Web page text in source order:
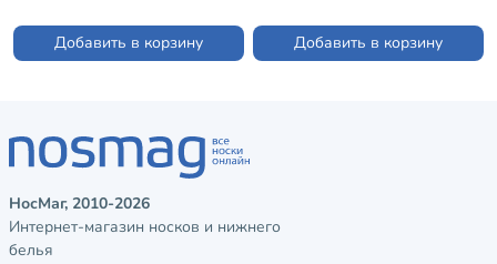
Добавить в корзину
1415-11)
Добавить в корзину
НосМаг, 2010-2026
Интернет-магазин носков и нижнего
белья